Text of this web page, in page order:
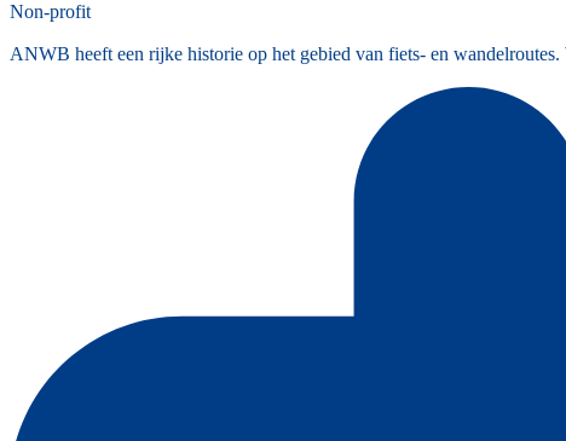
Non-profit
ANWB heeft een rijke historie op het gebied van fiets- en